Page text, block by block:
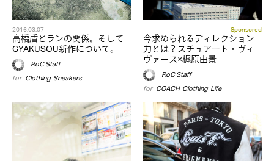
2016.03.07
高橋盾とランの関係。そして
GYAKUSOU新作について。
RoC Staff
for Clothing,Sneakers
Sponsored
今求められるディレクション
力とは？スチュアート・ヴィ
ヴァース×梶原由景
RoC Staff
for COACH,Clothing,Life